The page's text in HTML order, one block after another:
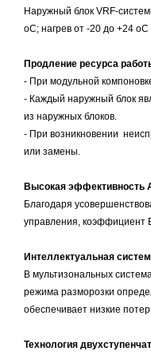
Наружный блок VRF-
оС; нагрев от -20 до +24
Продление ресурса
- При модульной
- Каждый наружный блок
из наружных блоков.
- При возникновении
или замены.
Высокая эффективность
Благодаря
управления, коэффициент
Интеллектуальная
В мультизональных
режима разморозки
обеспечивает низкие
Технология